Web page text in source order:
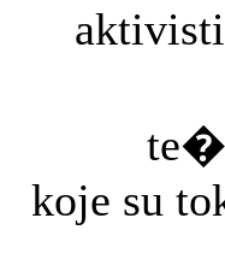
te�
koje su